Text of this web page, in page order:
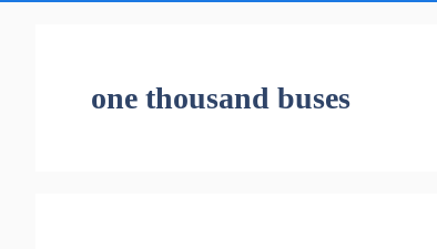
one thousand buses